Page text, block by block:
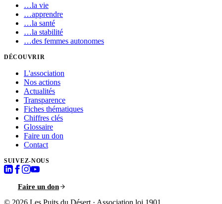
…la vie
…apprendre
…la santé
…la stabilité
…des femmes autonomes
DÉCOUVRIR
L'association
Nos actions
Actualités
Transparence
Fiches thématiques
Chiffres clés
Glossaire
Faire un don
Contact
SUIVEZ-NOUS
Faire un don
© 2026 Les Puits du Désert · Association loi 1901